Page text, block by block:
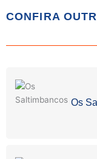
CONFIRA
Os